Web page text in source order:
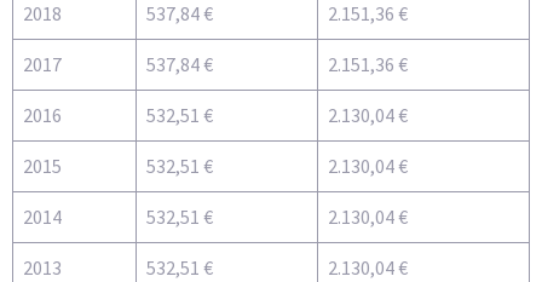
2018 537,84 € 2.151,36 €
2017 537,84 € 2.151,36 €
2016 532,51 € 2.130,04 €
2015 532,51 € 2.130,04 €
2014 532,51 € 2.130,04 €
2013 532,51 € 2.130,04 €